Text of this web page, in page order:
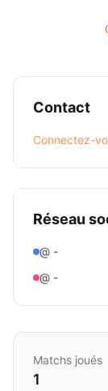
Contact
Connectez-
Réseau
@ -
@ -
Matchs joués
1